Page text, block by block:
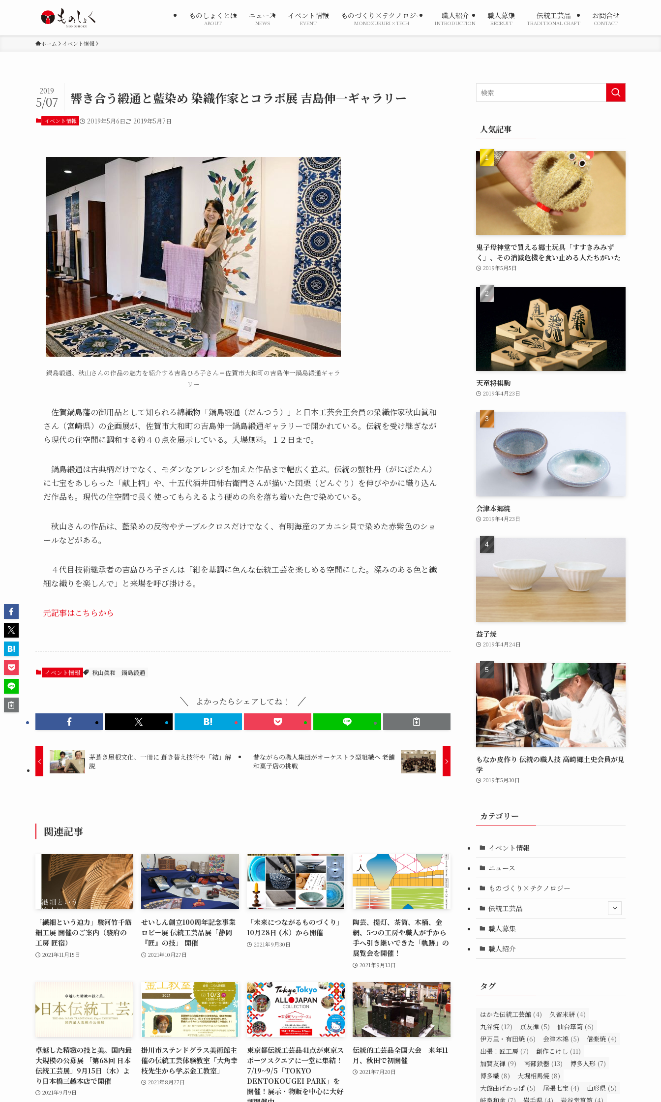
ものしょくとは
ABOUT
ニュース
NEWS
イベント情報
EVENT
ものづくり×テクノロジー
MONOZUKURI×TECH
職人紹介
INTRODUCTION
職人募集
RECRUIT
伝統工芸品
TRADITIONAL CRAFT
お問合せ
CONTACT
ホーム イベント情報
響き合う緞通と藍染め 染織作家とコラボ展 吉島伸一ギャラリー
2019
5/07
イベント情報 2019年5月6日 2019年5月7日
鍋島緞通、秋山さんの作品の魅力を紹介する吉島ひろ子さん＝佐賀市大和町の吉島伸一鍋島緞通ギャラ
リー
佐賀鍋島藩の御用品として知られる綿織物「鍋島緞通（だんつう）」と日本工芸会正会員の染織作家秋山眞和
さん（宮崎県）の企画展が、佐賀市大和町の吉島伸一鍋島緞通ギャラリーで開かれている。伝統を受け継ぎなが
ら現代の住空間に調和する約４０点を展示している。入場無料。１２日まで。
鍋島緞通は古典柄だけでなく、モダンなアレンジを加えた作品まで幅広く並ぶ。伝統の蟹牡丹（がにぼたん）
に七宝をあしらった「献上柄」や、十五代酒井田柿右衛門さんが描いた団栗（どんぐり）を伸びやかに織り込ん
だ作品も。現代の住空間で長く使ってもらえるよう硬めの糸を落ち着いた色で染めている。
秋山さんの作品は、藍染めの反物やテーブルクロスだけでなく、有明海産のアカニシ貝で染めた赤紫色のショ
ールなどがある。
４代目技術継承者の吉島ひろ子さんは「紺を基調に色んな伝統工芸を楽しめる空間にした。深みのある色と繊
細な織りを楽しんで」と来場を呼び掛ける。
元記事はこちらから
イベント情報 秋山眞和 鍋島緞通
よかったらシェアしてね！
茅葺き屋根文化、一冊に 葺き替え技術や「結」解
説
昔ながらの職人集団がオーケストラ型組織へ 老舗
和菓子店の挑戦
関連記事
「繊細という迫力」駿河竹千筋
細工展 開催のご案内（駿府の
工房 匠宿）
2021年11月15日
せいしん創立100周年記念事業
ロビー展 伝統工芸品展「静岡
『匠』の技」 開催
2021年10月27日
「未来につながるものづくり」
10月28日 (木）から開催
2021年9月30日
陶芸、提灯、茶筒、木桶、金
網、5つの工房や職人が手から
手へ引き継いできた「軌跡」の
展覧会を開催！
2021年9月13日
卓越した精緻の技と美。国内最
大規模の公募展 「第68回 日本
伝統工芸展」9月15日（水）よ
り日本橋三越本店で開催
2021年9月9日
掛川市ステンドグラス美術館主
催の伝統工芸体験教室「大角幸
枝先生から学ぶ金工教室」
2021年8月27日
東京都伝統工芸品41点が東京ス
ポーツスクエアに一堂に集結！
7/19~9/5「TOKYO
DENTOKOUGEI PARK」を
開催！展示・物販を中心に大好
伝統的工芸品全国大会 来年11
月、秋田で初開催
2021年7月20日
人気記事
鬼子母神堂で買える郷土玩具「すすきみみず
く」、その消滅危機を食い止める人たちがいた
2019年5月5日
天童将棋駒
2019年4月23日
会津本郷焼
2019年4月23日
益子焼
2019年4月24日
もなか皮作り 伝統の職人技 高崎郷土史会員が見
学
2019年5月30日
カテゴリー
イベント情報
ニュース
ものづくり×テクノロジー
伝統工芸品
職人募集
職人紹介
タグ
はかた伝統工芸館 (4) 久留米絣 (4)
九谷焼 (12) 京友禅 (5) 仙台箪笥 (6)
伊万里・有田焼 (6) 会津木綿 (5) 信楽焼 (4)
出張！匠工房 (7) 創作こけし (11)
加賀友禅 (9) 南部鉄器 (13) 博多人形 (7)
博多織 (8) 大堀相馬焼 (8)
大館曲げわっぱ (5) 尾張七宝 (4) 山形県 (5)